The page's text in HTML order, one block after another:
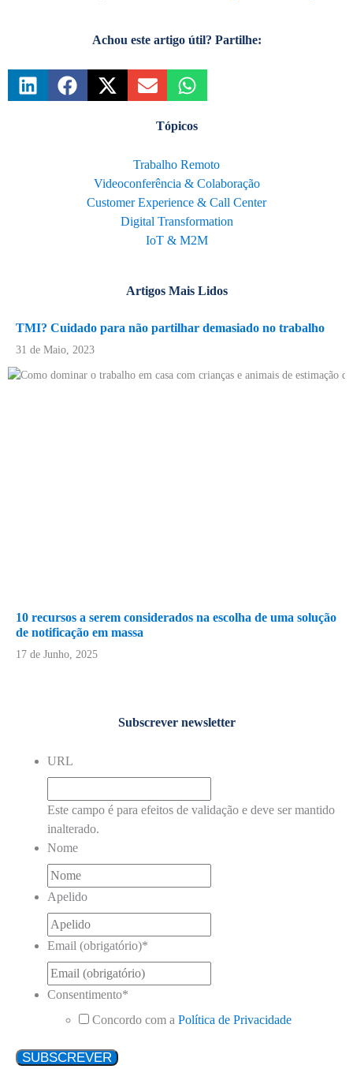
Achou este artigo útil? Partilhe:
Tópicos
Trabalho Remoto
Videoconferência & Colaboração
Customer Experience & Call Center
Digital Transformation
IoT & M2M
Artigos Mais Lidos
TMI? Cuidado para não partilhar demasiado no trabalho
31 de Maio, 2023
10 recursos a serem considerados na escolha de uma solução
de notificação em massa
17 de Junho, 2025
Subscrever newsletter
URL
Este campo é para efeitos de validação e deve ser mantido
inalterado.
Nome
Apelido
Email (obrigatório)*
Consentimento*
Concordo com a Política de Privacidade